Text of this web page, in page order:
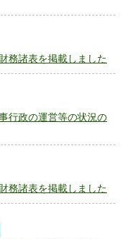
務諸表を掲載しました
行政の運営等の状況の
務諸表を掲載しました